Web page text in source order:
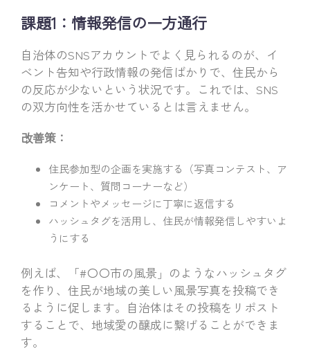
課題1：情報発信の一方通行
自治体のSNSアカウントでよく見られるのが、イ
ベント告知や行政情報の発信ばかりで、住民から
の反応が少ないという状況です。これでは、SNS
の双方向性を活かせているとは言えません。
改善策：
住民参加型の企画を実施する（写真コンテスト、ア
ンケート、質問コーナーなど）
コメントやメッセージに丁寧に返信する
ハッシュタグを活用し、住民が情報発信しやすいよ
うにする
例えば、「#〇〇市の風景」のようなハッシュタグ
を作り、住民が地域の美しい風景写真を投稿でき
るように促します。自治体はその投稿をリポスト
することで、地域愛の醸成に繋げることができま
す。